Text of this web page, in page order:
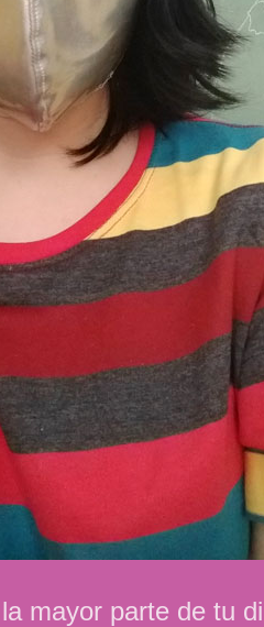
mayor parte de tu